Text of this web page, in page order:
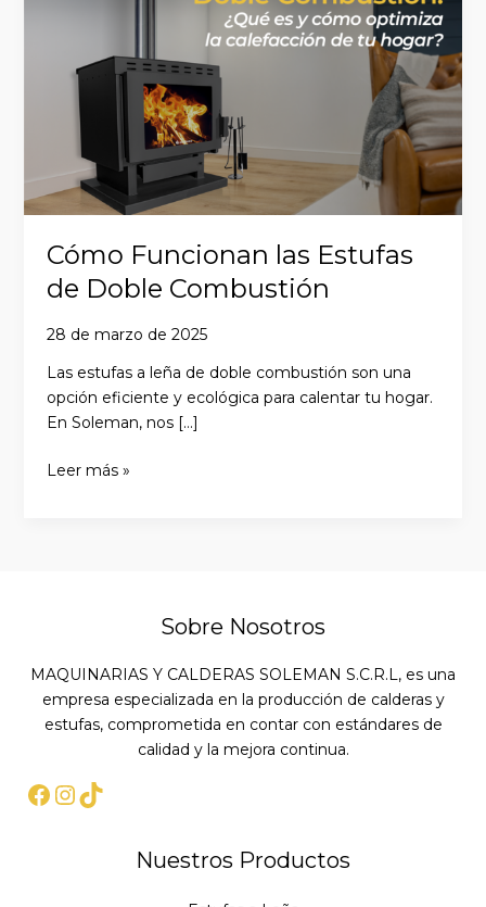
Cómo Funcionan las Estufas
de Doble Combustión
28 de marzo de 2025
Las estufas a leña de doble combustión son una
opción eficiente y ecológica para calentar tu hogar.
En Soleman, nos […]
Doble
Combustión
Leer más »
Sobre Nosotros
MAQUINARIAS Y CALDERAS SOLEMAN S.C.R.L, es una
empresa especializada en la producción de calderas y
estufas, comprometida en contar con estándares de
calidad y la mejora continua.
Nuestros Productos